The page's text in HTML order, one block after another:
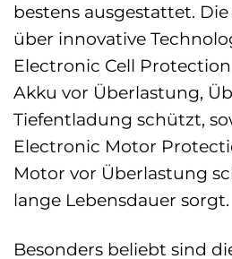
bestens ausgestattet.
über innovative
Electronic Cell Protection
Akku vor Überlastung,
Tiefentladung schützt,
Electronic Motor
Motor vor Überlastung
lange Lebensdauer sorgt.
Besonders beliebt sind